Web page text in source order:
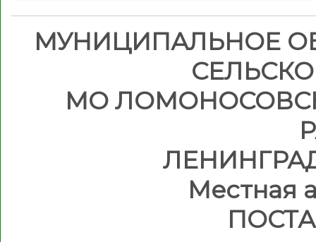
МУНИЦИПАЛЬНОЕ
МО
Местная